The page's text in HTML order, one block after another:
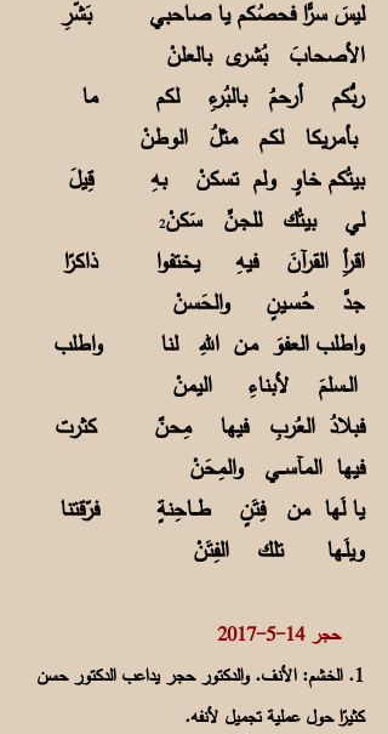
ليسَ سرًّا فحصُكم يا صاحبي بَشّرِ
الأصحابَ بُشرى بالعلنْ
ربُّكم أرحمُ بالبُرءِ لكم ما
بأمريكا لكـم مثلُ الوطنْ
بيتُكم خاوٍ ولم تسكنْ بهِ قِيلَ
لي بيتُك للجـنِّ سَكنْ2
اقرأِ القرآنَ فيهِ يختفوا ذاكرًا
جدَّ حُسـينٍ والحَسنْ
واطلب العفوَ مـن اللهِ لنا واطلب
الــسلمَ لأبناءِ اليمنْ
فبلادُ العُربِ فيها مِحنٌ كثرت
فيها المآســـي والمِحَنْ
يا لَها من فِتَنٍ طـــاحِنةٍ فرّقتنا
ويلَـها تلك الفِتَنْ
حجر14-5-2017
1. الخشم: الأنف. والدكتور حجر يداعب الدكتور حسن
كثيرًا حول عملية تجميل لأنفه.